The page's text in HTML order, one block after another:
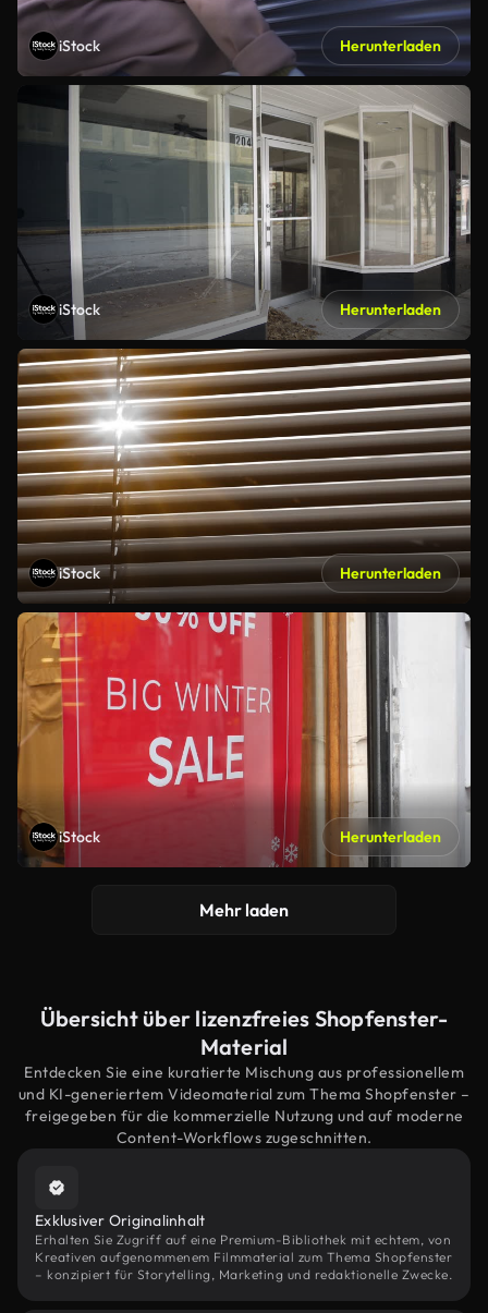
iStock Herunterladen
iStock Herunterladen
iStock Herunterladen
iStock Herunterladen
Mehr laden
Übersicht über lizenzfreies Shopfenster-
Material
Entdecken Sie eine kuratierte Mischung aus professionellem
und KI-generiertem Videomaterial zum Thema Shopfenster –
freigegeben für die kommerzielle Nutzung und auf moderne
Content-Workflows zugeschnitten.
Exklusiver Originalinhalt
Erhalten Sie Zugriff auf eine Premium-Bibliothek mit echtem, von
Kreativen aufgenommenem Filmmaterial zum Thema Shopfenster
– konzipiert für Storytelling, Marketing und redaktionelle Zwecke.